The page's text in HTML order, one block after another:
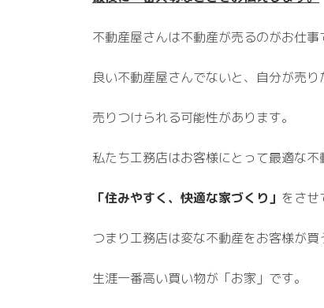
不動産屋さんは不動産が売るのがお仕事
良い不動産屋さんでないと、自分が売り
売りつけられる可能性があります。
私たち工務店はお客様にとって最適な
「住みやすく、快適な家づくり」 をさせ
つまり工務店は変な不動産をお客様が買
生涯一番高い買い物が「お家」です。